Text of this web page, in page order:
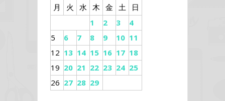
月
火 水 木 金 土
日
1
2 3
4
5
6 7 8 9 10 11
12 13 14 15 16 17 18
19 20 21 22 23 24 25
26 27 28 29